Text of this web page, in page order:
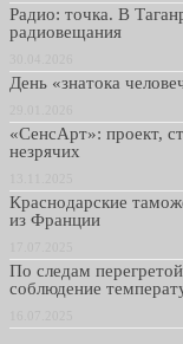
Радио: точка. В
радиовещания
День «знатока
«СенсАрт»: проект,
незрячих
Краснодарские
из Франции
По следам
соблюдение